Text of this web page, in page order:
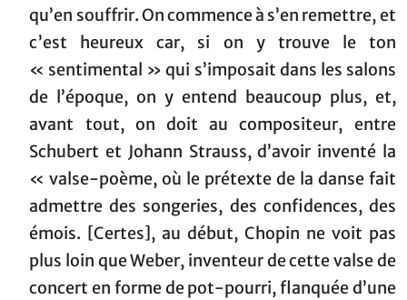
qu’en souffrir. On commence à s’en remettre, et
c’est heureux car, si on y trouve le ton
« sentimental » qui s’imposait dans les salons
de l’époque, on y entend beaucoup plus, et,
avant tout, on doit au compositeur, entre
Schubert et Johann Strauss, d’avoir inventé la
« valse-poème, où le prétexte de la danse fait
admettre des songeries, des confidences, des
émois. [Certes], au début, Chopin ne voit pas
plus loin que Weber, inventeur de cette valse de
concert en forme de pot-pourri, flanquée d’une